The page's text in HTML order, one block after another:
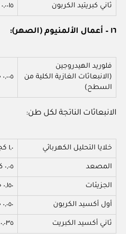
ثاني كبريتيد الكربون ٠,٠٠١٥ جم / م٣
١٦ – أعمال الألمنيوم (الصهر):
فلوريد الهيدروجين
(الانبعاثات الغازية الكلية من
السطح)
٠,٠٠٥ جم / م٣
الانبعاثات الناتجة لكل طن:
خلايا التحليل الكهربائي ١,٠ كجم / طن من الألمنيوم
المصعد ٠,٠٥ كجم / طن من الألمنيوم
الجزيئات ٠,١٥٠ جم / م٣
أول أكسيد الكربون ٠,٠٥٠ جم / م٣
ثاني أكسيد الكبريت ٠,٠٣٥ جم / م٣